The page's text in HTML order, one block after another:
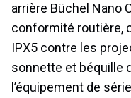
arrière Büchel Nano
conformité routière,
IPX5 contre les
sonnette et béquille
l’équipement de